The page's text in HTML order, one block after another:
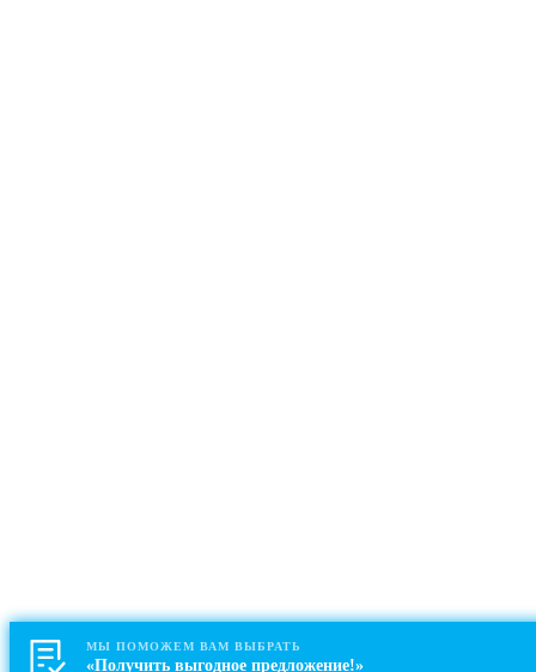
МЫ ПОМОЖЕМ ВАМ ВЫБРАТЬ
«Получить выгодное предложение!»